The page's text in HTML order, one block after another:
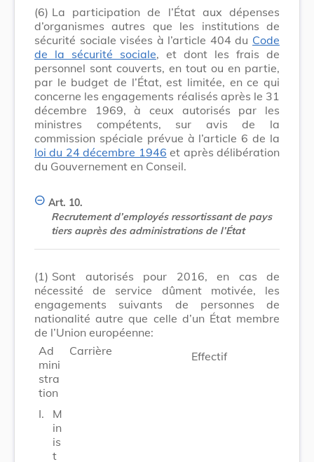
(6) La participation de l’État aux dépenses
d’organismes autres que les institutions de
sécurité sociale visées à l’article 404 du Code
de la sécurité sociale, et dont les frais de
personnel sont couverts, en tout ou en partie,
par le budget de l’État, est limitée, en ce qui
concerne les engagements réalisés après le 31
décembre 1969, à ceux autorisés par les
ministres compétents, sur avis de la
commission spéciale prévue à l’article 6 de la
loi du 24 décembre 1946 et après délibération
du Gouvernement en Conseil.
Art. 10.
Recrutement d’employés ressortissant de pays
tiers auprès des administrations de l’État
(1) Sont autorisés pour 2016, en cas de
nécessité de service dûment motivée, les
engagements suivants de personnes de
nationalité autre que celle d’un État membre
de l’Union européenne:
Ad
mini
stra
tion
Carrière Effectif
I.
M
in
is
t